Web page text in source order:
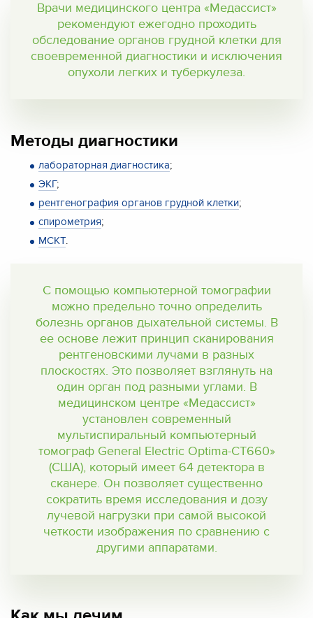
Врачи медицинского центра «Медассист»
рекомендуют ежегодно проходить
обследование органов грудной клетки для
своевременной диагностики и исключения
опухоли легких и туберкулеза.
Методы диагностики
лабораторная диагностика;
ЭКГ;
рентгенография органов грудной клетки;
спирометрия;
МСКТ.
С помощью компьютерной томографии
можно предельно точно определить
болезнь органов дыхательной системы. В
ее основе лежит принцип сканирования
рентгеновскими лучами в разных
плоскостях. Это позволяет взглянуть на
один орган под разными углами. В
медицинском центре «Медассист»
установлен современный
мультиспиральный компьютерный
томограф General Electric Optima-CT660»
(США), который имеет 64 детектора в
сканере. Он позволяет существенно
сократить время исследования и дозу
лучевой нагрузки при самой высокой
четкости изображения по сравнению с
другими аппаратами.